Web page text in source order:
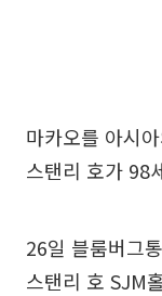
마카오를 아시
스탠리 호가 98
26일 블룸버그
스탠리 호 SJM